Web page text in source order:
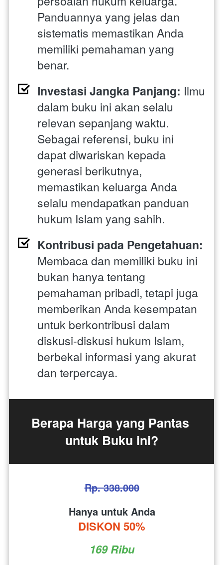
Panduannya yang jelas dan
sistematis memastikan Anda
memiliki pemahaman yang
benar.
Investasi Jangka Panjang: Ilmu
dalam buku ini akan selalu
relevan sepanjang waktu.
Sebagai referensi, buku ini
dapat diwariskan kepada
generasi berikutnya,
memastikan keluarga Anda
selalu mendapatkan panduan
hukum Islam yang sahih.
Kontribusi pada Pengetahuan:
Membaca dan memiliki buku ini
bukan hanya tentang
pemahaman pribadi, tetapi juga
memberikan Anda kesempatan
untuk berkontribusi dalam
diskusi-diskusi hukum Islam,
berbekal informasi yang akurat
dan terpercaya.
Berapa Harga yang Pantas
untuk Buku ini?
Rp. 338.000
Hanya untuk Anda
DISKON 50%
169 Ribu